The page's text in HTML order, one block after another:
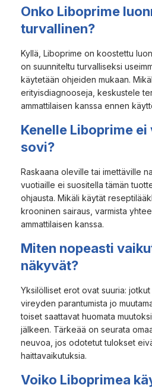
Onko Liboprime
turvallinen?
Kyllä, Liboprime on koostettu
on suunniteltu turvalliseksi
käytetään ohjeiden mukaan.
erityisdiagnooseja, keskustele
ammattilaisen kanssa ennen
Kenelle Liboprime
sovi?
Raskaana oleville tai imettäville
vuotiaille ei suositella tämän
ohjausta. Mikäli käytät
krooninen sairaus, varmista
ammattilaisen kanssa.
Miten nopeasti
näkyvät?
Yksilölliset erot ovat suuria:
vireyden parantumista jo
toiset saattavat huomata
jälkeen. Tärkeää on seurata
neuvoa, jos odotetut tulokset
haittavaikutuksia.
Voiko Liboprimea